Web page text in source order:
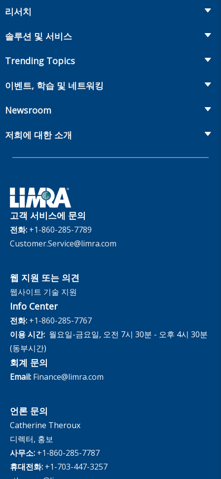
리서치
Annuities
Workplace Benefits
Annual Research Agenda
Benchmarks
Experience Studies
InfoCenter
솔루션 및 서비스
Onboarding and Development
Market Development and Monitoring
Trending Topics
Annuities
Publications & Podcasts
Retirement Income Resources
이벤트, 학습 및 네트워킹
Committees and Study Groups
Newsroom
Publications and Podcasts
저희에 대한 소개
관리체계
Careers
The InfoCenter
고객 서비스에 문의
전화: +1-860-285-7789
Customer.Service@limra.com
웹 지원 또는 의견
웹사이트 기술 지원
Info Center
전화: +1-860-285-7767
이용 시간: 월요일-금요일, 오전 7시 30분 - 오후 4시 30분
(동부시간)
회계 문의
Email: Finance@limra.com
언론 문의
Catherine Theroux
디렉터, 홍보
사무소: +1-860-285-7787
휴대전화: +1-703-447-3257